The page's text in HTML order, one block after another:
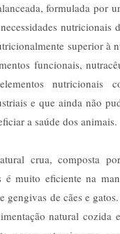
formulada por
superior à
funcionais,
nutricionais
e que ainda não
a saúde dos animais.
crua, composta
é muito eficiente na
gengivas de cães e
natural cozida